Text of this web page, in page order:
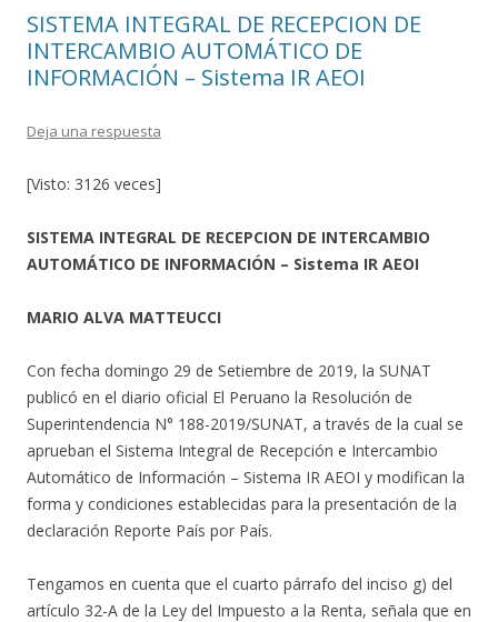
SISTEMA INTEGRAL DE RECEPCION DE
INTERCAMBIO AUTOMÁTICO DE
INFORMACIÓN – Sistema IR AEOI
Deja una respuesta
[Visto: 3126 veces]
SISTEMA INTEGRAL DE RECEPCION DE INTERCAMBIO
AUTOMÁTICO DE INFORMACIÓN – Sistema IR AEOI
MARIO ALVA MATTEUCCI
Con fecha domingo 29 de Setiembre de 2019, la SUNAT
publicó en el diario oficial El Peruano la Resolución de
Superintendencia N° 188-2019/SUNAT, a través de la cual se
aprueban el Sistema Integral de Recepción e Intercambio
Automático de Información – Sistema IR AEOI y modifican la
forma y condiciones establecidas para la presentación de la
declaración Reporte País por País.
Tengamos en cuenta que el cuarto párrafo del inciso g) del
artículo 32-A de la Ley del Impuesto a la Renta, señala que en